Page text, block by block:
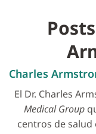
Charles
El Dr. Charles
Medical Group
centros de